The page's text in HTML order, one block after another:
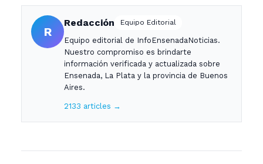
R
Redacción Equipo Editorial
Equipo editorial de InfoEnsenadaNoticias.
Nuestro compromiso es brindarte
información verificada y actualizada sobre
Ensenada, La Plata y la provincia de Buenos
Aires.
2133 articles →